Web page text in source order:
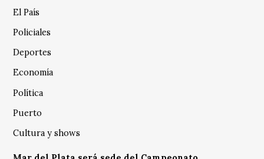
El País
Policiales
Deportes
Economía
Política
Puerto
Cultura y shows